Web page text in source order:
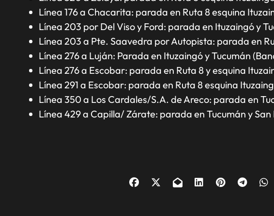
Línea 176 a Chacarita: parada en Ruta 8 esquina
Línea 203 por Del Viso y Ford: parada en Ituzaingó y
Línea 203 a Pte. Saavedra por Autopista: parada en
Línea 276 a Luján: Parada en Ituzaingó y Tucumán
Línea 276 a Escobar: parada en Ruta 8 y esquina
Línea 291 a Escobar: parada en Ruta 8 esquina
Línea 350 a Los Cardales/S.A. de Areco: parada en
Línea 429 a Capilla/ Zárate: parada en Tucumán y